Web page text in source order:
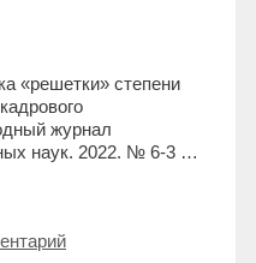
«решетки» степени
журнал
наук. 2022. № 6-3 …